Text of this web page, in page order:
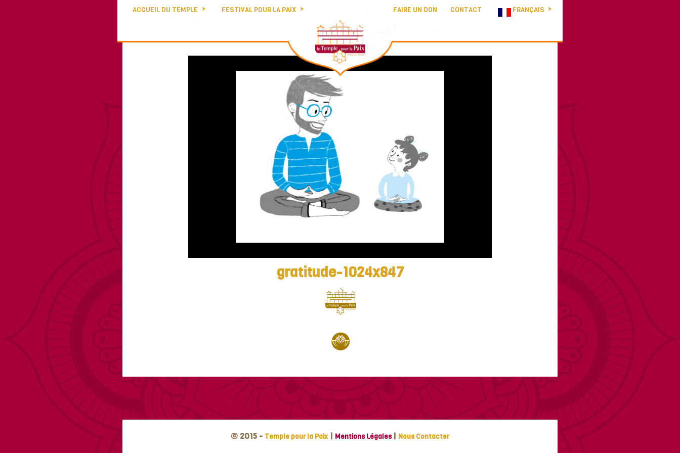
ACCUEIL DU TEMPLE FESTIVAL POUR LA PAIX FAIRE UN DON CONTACT FRANÇAIS
gratitude-1024x847
© 2015 - Temple pour la Paix | Mentions Légales | Nous Contacter